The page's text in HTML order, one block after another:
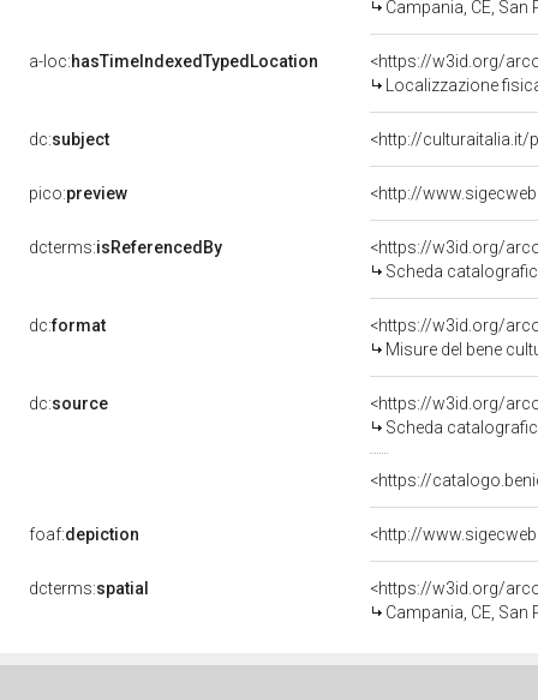
Campania, CE, San
a-loc:hasTimeIndexedTypedLocation
<https://w3id.org/
Localizzazione
dc:subject <http://culturaitalia.it/
pico:preview
dcterms:isReferencedBy
<https://w3id.org/
Scheda
dc:format
<https://w3id.org/
Misure del bene
dc:source
<https://w3id.org/
Scheda
<https://
foaf:depiction
dcterms:spatial
<https://w3id.org/
Campania, CE, San